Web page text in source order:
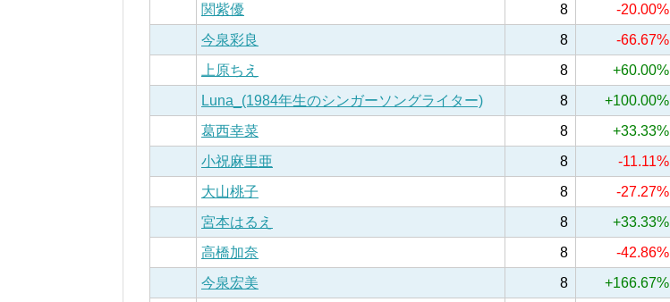
関紫優
8 -20.00%
今泉彩良
8 -66.67%
上原ちえ
8 +60.00%
Luna_(1984年生のシンガーソングライター)
8 +100.00%
葛西幸菜
8 +33.33%
小祝麻里亜
8 -11.11%
大山桃子
8 -27.27%
宮本はるえ
8 +33.33%
高橋加奈
8 -42.86%
今泉宏美
8 +166.67%